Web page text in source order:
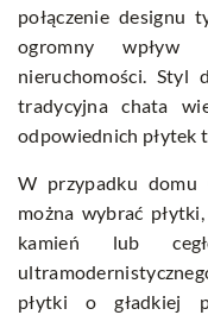
połączenie designu
ogromny wpływ
nieruchomości. Styl
tradycyjna chata
odpowiednich płytek
W przypadku domu
można wybrać
kamień lub
płytki o gładkiej